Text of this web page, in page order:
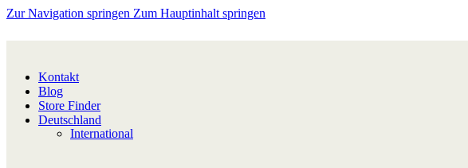
Zur Navigation springen Zum Hauptinhalt springen
Kontakt
Blog
Store Finder
Deutschland
International